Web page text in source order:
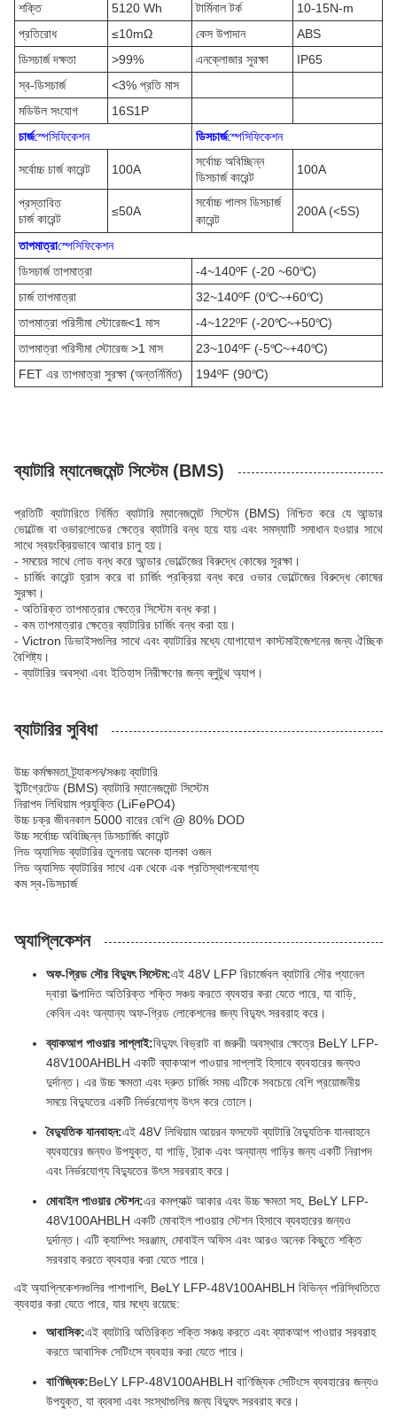
শক্তি
5120 Wh টার্মিনাল টর্ক
10-15N-m
প্রতিরোধ
≤10mΩ কেস উপাদান
ABS
ডিসচার্জ দক্ষতা
>99% এনক্লোজার সুরক্ষা
IP65
স্ব-ডিসচার্জ
<3% প্রতি মাস
মডিউল সংযোগ
16S1P
চার্জস্পেসিফিকেশন ডিসচার্জস্পেসিফিকেশন
সর্বোচ্চ চার্জ কারেন্ট 100A
সর্বোচ্চ অবিচ্ছিন্ন
ডিসচার্জ কারেন্ট
100A
প্রস্তাবিত
চার্জ কারেন্ট
≤50A
সর্বোচ্চ পালস ডিসচার্জ
কারেন্ট
200A (<5S)
তাপমাত্রাস্পেসিফিকেশন
ডিসচার্জ তাপমাত্রা
-4~140ºF (-20 ~60℃)
চার্জ তাপমাত্রা
32~140ºF (0℃~+60℃)
তাপমাত্রা পরিসীমা স্টোরেজ<1 মাস
-4~122ºF (-20℃~+50℃)
তাপমাত্রা পরিসীমা স্টোরেজ >1 মাস
23~104ºF (-5℃~+40℃)
FET এর তাপমাত্রা সুরক্ষা (অন্তর্নির্মিত)
194ºF (90℃)
ব্যাটারি ম্যানেজমেন্ট সিস্টেম (BMS)
প্রতিটি ব্যাটারিতে নির্মিত ব্যাটারি ম্যানেজমেন্ট সিস্টেম (BMS) নিশ্চিত করে যে আন্ডার
ভোল্টেজ বা ওভারলোডের ক্ষেত্রে ব্যাটারি বন্ধ হয়ে যায় এবং সমস্যাটি সমাধান হওয়ার সাথে
সাথে স্বয়ংক্রিয়ভাবে আবার চালু হয়।
- সময়ের সাথে লোড বন্ধ করে আন্ডার ভোল্টেজের বিরুদ্ধে কোষের সুরক্ষা।
- চার্জিং কারেন্ট হ্রাস করে বা চার্জিং প্রক্রিয়া বন্ধ করে ওভার ভোল্টেজের বিরুদ্ধে কোষের
সুরক্ষা।
- অতিরিক্ত তাপমাত্রার ক্ষেত্রে সিস্টেম বন্ধ করা।
- কম তাপমাত্রার ক্ষেত্রে ব্যাটারির চার্জিং বন্ধ করা হয়।
- Victron ডিভাইসগুলির সাথে এবং ব্যাটারির মধ্যে যোগাযোগ কাস্টমাইজেশনের জন্য ঐচ্ছিক
বৈশিষ্ট্য।
- ব্যাটারির অবস্থা এবং ইতিহাস নিরীক্ষণের জন্য ব্লুটুথ অ্যাপ।
ব্যাটারির সুবিধা
উচ্চ কর্মক্ষমতা ট্র্যাকশন/সঞ্চয় ব্যাটারি
ইন্টিগ্রেটেড (BMS) ব্যাটারি ম্যানেজমেন্ট সিস্টেম
নিরাপদ লিথিয়াম প্রযুক্তি (LiFePO4)
উচ্চ চক্র জীবনকাল 5000 বারের বেশি @ 80% DOD
উচ্চ সর্বোচ্চ অবিচ্ছিন্ন ডিসচার্জিং কারেন্ট
লিড অ্যাসিড ব্যাটারির তুলনায় অনেক হালকা ওজন
লিড অ্যাসিড ব্যাটারির সাথে এক থেকে এক প্রতিস্থাপনযোগ্য
কম স্ব-ডিসচার্জ
অ্যাপ্লিকেশন
অফ-গ্রিড সৌর বিদ্যুৎ সিস্টেম:এই 48V LFP রিচার্জেবল ব্যাটারি সৌর প্যানেল
দ্বারা উত্পাদিত অতিরিক্ত শক্তি সঞ্চয় করতে ব্যবহার করা যেতে পারে, যা বাড়ি,
কেবিন এবং অন্যান্য অফ-গ্রিড লোকেশনের জন্য বিদ্যুৎ সরবরাহ করে।
ব্যাকআপ পাওয়ার সাপ্লাই:বিদ্যুৎ বিভ্রাট বা জরুরী অবস্থার ক্ষেত্রে BeLY LFP-
48V100AHBLH একটি ব্যাকআপ পাওয়ার সাপ্লাই হিসাবে ব্যবহারের জন্যও
দুর্দান্ত। এর উচ্চ ক্ষমতা এবং দ্রুত চার্জিং সময় এটিকে সবচেয়ে বেশি প্রয়োজনীয়
সময়ে বিদ্যুতের একটি নির্ভরযোগ্য উৎস করে তোলে।
বৈদ্যুতিক যানবাহন:এই 48V লিথিয়াম আয়রন ফসফেট ব্যাটারি বৈদ্যুতিক যানবাহনে
ব্যবহারের জন্যও উপযুক্ত, যা গাড়ি, ট্রাক এবং অন্যান্য গাড়ির জন্য একটি নিরাপদ
এবং নির্ভরযোগ্য বিদ্যুতের উৎস সরবরাহ করে।
মোবাইল পাওয়ার স্টেশন:এর কমপ্যাক্ট আকার এবং উচ্চ ক্ষমতা সহ, BeLY LFP-
48V100AHBLH একটি মোবাইল পাওয়ার স্টেশন হিসাবে ব্যবহারের জন্যও
দুর্দান্ত। এটি ক্যাম্পিং সরঞ্জাম, মোবাইল অফিস এবং আরও অনেক কিছুতে শক্তি
সরবরাহ করতে ব্যবহার করা যেতে পারে।
এই অ্যাপ্লিকেশনগুলির পাশাপাশি, BeLY LFP-48V100AHBLH বিভিন্ন পরিস্থিতিতে
ব্যবহার করা যেতে পারে, যার মধ্যে রয়েছে:
আবাসিক:এই ব্যাটারি অতিরিক্ত শক্তি সঞ্চয় করতে এবং ব্যাকআপ পাওয়ার সরবরাহ
করতে আবাসিক সেটিংসে ব্যবহার করা যেতে পারে।
বাণিজ্যিক:BeLY LFP-48V100AHBLH বাণিজ্যিক সেটিংসে ব্যবহারের জন্যও
উপযুক্ত, যা ব্যবসা এবং সংস্থাগুলির জন্য বিদ্যুৎ সরবরাহ করে।